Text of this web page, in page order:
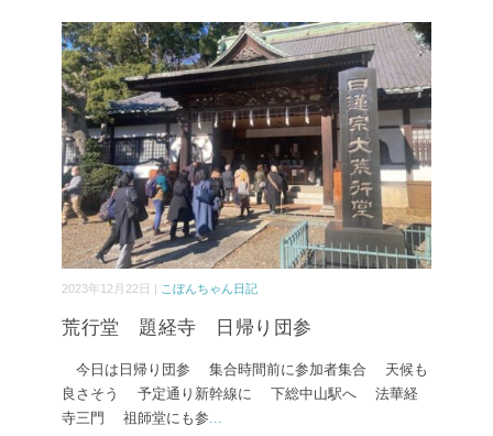
2023年12月22日 | こぼんちゃん日記
荒行堂 題経寺 日帰り団参
今日は日帰り団参 集合時間前に参加者集合 天候も
良さそう 予定通り新幹線に 下総中山駅へ 法華経
寺三門 祖師堂にも参...